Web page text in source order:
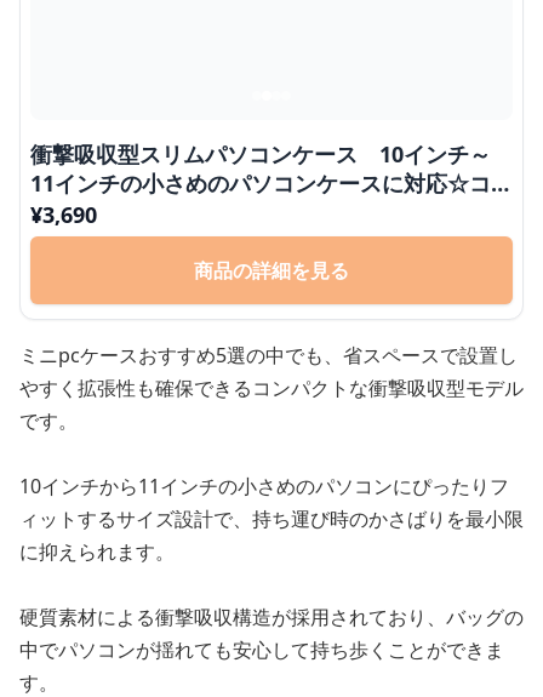
衝撃吸収型スリムパソコンケース 10インチ～
11インチの小さめのパソコンケースに対応☆コン
パクト☆シンプル
¥3,690
商品の詳細を見る
ミニpcケースおすすめ5選の中でも、省スペースで設置し
やすく拡張性も確保できるコンパクトな衝撃吸収型モデル
です。
10インチから11インチの小さめのパソコンにぴったりフ
ィットするサイズ設計で、持ち運び時のかさばりを最小限
に抑えられます。
硬質素材による衝撃吸収構造が採用されており、バッグの
中でパソコンが揺れても安心して持ち歩くことができま
す。